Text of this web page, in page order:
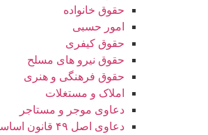
حقوق خانواده
امور حسبی
حقوق کیفری
حقوق نیرو های مسلح
حقوق فرهنگی و هنری
املاک و مستغلات
دعاوی موجر و مستاجر
دعاوی اصل ۴۹ قانون اساسی